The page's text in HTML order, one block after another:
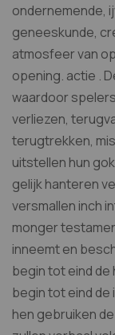
ondernemende,
geneeskunde,
atmosfeer van
opening. actie .
waardoor
verliezen,
terugtrekken,
uitstellen hun
gelijk hanteren
versmallen inch
monger
inneemt en
begin tot eind
begin tot eind de
hen gebruiken